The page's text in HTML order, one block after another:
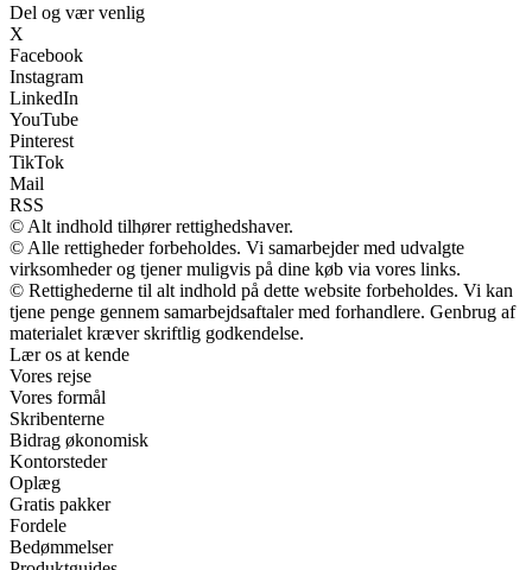
Del og vær venlig
X
Facebook
Instagram
LinkedIn
YouTube
Pinterest
TikTok
Mail
RSS
© Alt indhold tilhører rettighedshaver.
© Alle rettigheder forbeholdes. Vi samarbejder med udvalgte
virksomheder og tjener muligvis på dine køb via vores links.
© Rettighederne til alt indhold på dette website forbeholdes. Vi kan
tjene penge gennem samarbejdsaftaler med forhandlere. Genbrug af
materialet kræver skriftlig godkendelse.
Lær os at kende
Vores rejse
Vores formål
Skribenterne
Bidrag økonomisk
Kontorsteder
Oplæg
Gratis pakker
Fordele
Bedømmelser